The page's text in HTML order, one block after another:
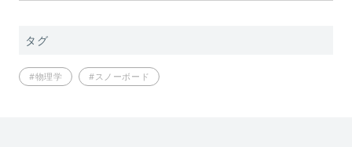
タグ
#物理学 #スノーボード